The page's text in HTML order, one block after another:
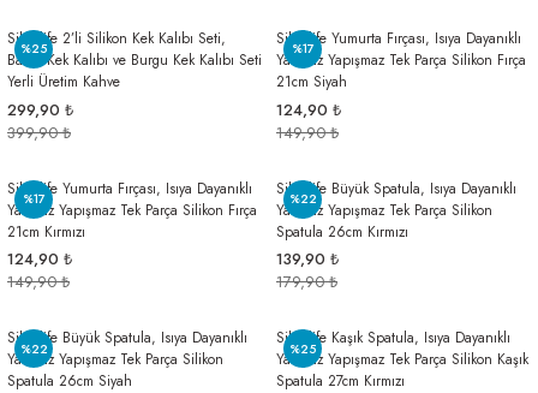
%25
Silicolife 2’li Silikon Kek Kalıbı Seti,
Baton Kek Kalıbı ve Burgu Kek Kalıbı Seti
Yerli Üretim Kahve
299,90 ₺
399,90 ₺
%17
Silicolife Yumurta Fırçası, Isıya Dayanıklı
Yanmaz Yapışmaz Tek Parça Silikon Fırça
21cm Siyah
124,90 ₺
149,90 ₺
%17
Silicolife Yumurta Fırçası, Isıya Dayanıklı
Yanmaz Yapışmaz Tek Parça Silikon Fırça
21cm Kırmızı
124,90 ₺
149,90 ₺
%22
Silicolife Büyük Spatula, Isıya Dayanıklı
Yanmaz Yapışmaz Tek Parça Silikon
Spatula 26cm Kırmızı
139,90 ₺
179,90 ₺
%22
Silicolife Büyük Spatula, Isıya Dayanıklı
Yanmaz Yapışmaz Tek Parça Silikon
Spatula 26cm Siyah
%25
Silicolife Kaşık Spatula, Isıya Dayanıklı
Yanmaz Yapışmaz Tek Parça Silikon Kaşık
Spatula 27cm Kırmızı